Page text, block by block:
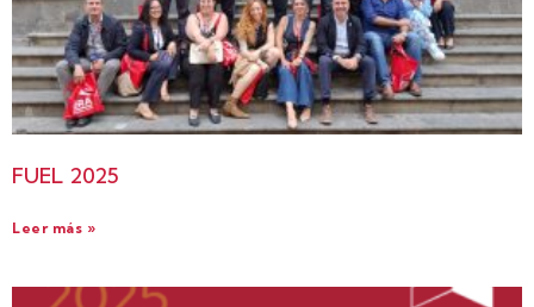
FUEL 2025
Leer más »